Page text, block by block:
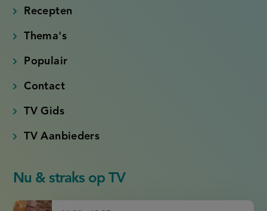
link)
link)
Recepten
Thema's
Populair
Contact
TV Gids
TV Aanbieders
Nu & straks op TV